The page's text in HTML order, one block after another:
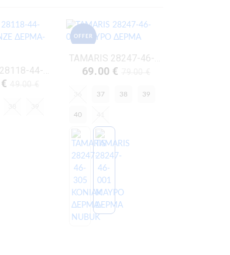
TAMARIS 28118-44-985 ΜΠΡΟΝΖΕ ΔΕΡΜΑ-ECO
OFFER
TAMARIS 28247-46-001 ΜΑΥΡΟ ΔΕΡΜΑ
69.00 €
37 38 39
40